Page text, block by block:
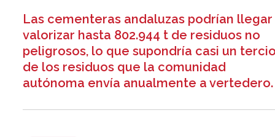
Las cementeras andaluzas podrían llegar
valorizar hasta 802.944 t de residuos no
peligrosos, lo que supondría casi un
de los residuos que la comunidad
autónoma envía anualmente a vertedero.